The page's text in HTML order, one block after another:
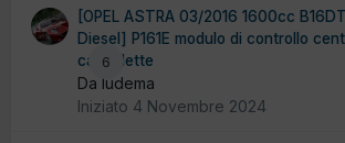
6
[OPEL ASTRA 03/2016 1600cc
Diesel] P161E modulo di controllo
candelette
Da ludema
Iniziato 4 Novembre 2024